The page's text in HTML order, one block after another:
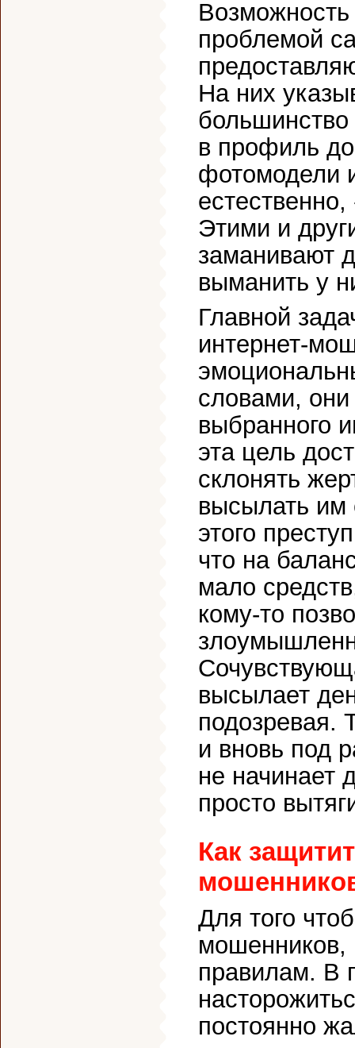
Возможность
проблемой
На них
в профиль
фотомодели
Этими и
заманивают
выманить у
Главной
интернет-
словами,
выбранного
эта цель
склонять
высылать им
этого
что на
мало
кому-то
высылает
подозревая.
и вновь под
не начинает
просто
Как
Для того
мошенников,
правилам. В
постоянно